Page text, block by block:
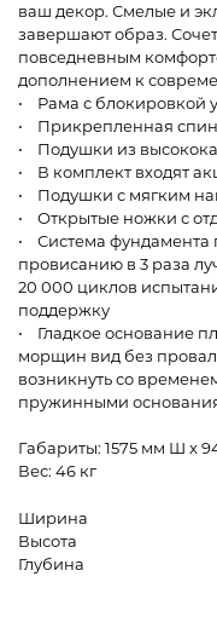
ваш декор. Смелые и
завершают образ.
повседневным
дополнением к
• Рама с блокировкой
• Прикрепленная
• Подушки из
• В комплект входят
• Подушки с мягким
• Открытые ножки с
• Система фундамента
провисанию в 3 раза
20 000 циклов
поддержку
• Гладкое основание
морщин вид без
возникнуть со
пружинными
Габариты: 1575 мм Ш x
Вес: 46 кг
Ширина
Высота
Глубина